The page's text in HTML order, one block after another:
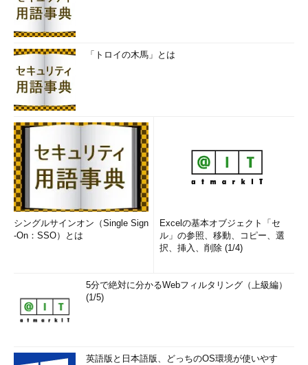
前述した通り、Hadoop上で動くアプリケーションの多くは高
い移行性を備えています。移行性の高さという意味ではSQLが一
番優れていますが、MapReduceやSparkについても、アプリケー
ションそのものの再設計をする必要はほとんどありません。クラ
スタからクラスタへの移行も可能です。Hadoopそのものが機能
を提供するわけではありませんので、ここもシステム設計が必要
基盤自体の移行性も高く、移行先を小規模クラスタから順次拡
張していくことによる段階的移行もできますし、大規模データを
一気に移行してしまうことも可能です。また、最近のHadoopは
オンプレミス、クラウド両方の環境に対応していますので、オン
プレミスからクラウドへの移行や、クラウド間移行なども行うこ
とができます。
また、Hadoop単体でもセキュリティの基本的な機能を備えて
ありません。以下にその特徴をまとめます（表1）。
「トロイの木馬」とは
シングルサインオン（Single Sign
-On：SSO）とは
Excelの基本オブジェクト「セ
ル」の参照、移動、コピー、選
択、挿入、削除 (1/4)
5分で絶対に分かるWebフィルタリング（上級編）
(1/5)
英語版と日本語版、どっちのOS環境が使いやす